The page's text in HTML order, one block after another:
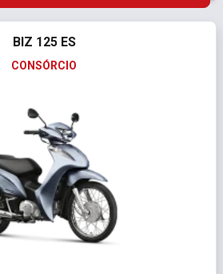
BIZ 125 ES
CONSÓRCIO